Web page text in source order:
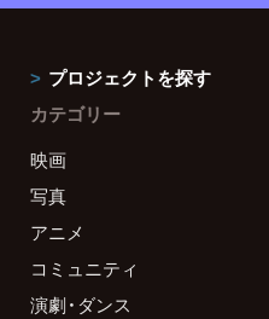
プロジェクトを探す
カテゴリー
映画
写真
アニメ
コミュニティ
演劇・ダンス